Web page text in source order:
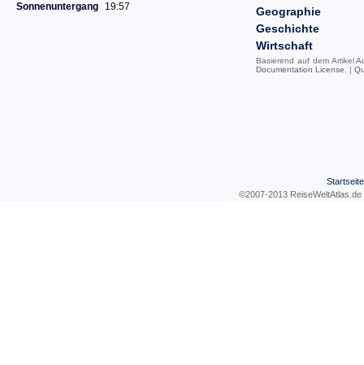
Sonnenuntergang
19:57
Geographie
Geschichte
Wirtschaft
Basierend auf dem Artikel
Documentation License . |
Startseite
©2007-2013